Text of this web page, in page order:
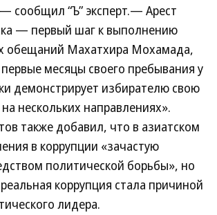
сообщил “Ъ” эксперт.— Арест
— первый шаг к выполнению
обещаний Махатхира Мохамада,
месяцы своего пребывания у
демонстрирует избирателю свою
нескольких направлениях».
также добавил, что в азиатском
в коррупции «зачастую
политической борьбы», но
коррупция стала причиной
лидера.